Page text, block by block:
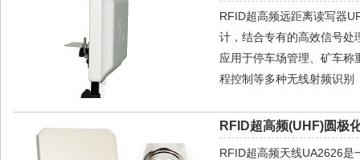
RFID超高频远距离读写器
计，结合专有的高效信号处
应用于停车场管理、矿车
程控制等多种无线射频识别
RFID超高频(UHF)圆极
RFID超高频天线UA2626是